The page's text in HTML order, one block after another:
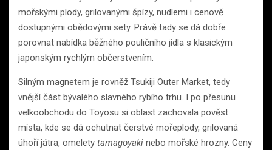
mořskými plody, grilovanými špízy, nudlemi i cenově
dostupnými obědovými sety. Právě tady se dá dobře
porovnat nabídka běžného pouličního jídla s klasickým
japonským rychlým občerstvením.
Silným magnetem je rovněž Tsukiji Outer Market, tedy
vnější část bývalého slavného rybího trhu. I po přesunu
velkoobchodu do Toyosu si oblast zachovala pověst
místa, kde se dá ochutnat čerstvé mořeplody, grilovaná
úhoří játra, omelety tamagoyaki nebo mořské hrozny. Ceny